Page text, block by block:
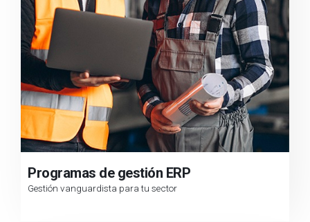
Programas de gestión ERP
Gestión vanguardista para tu sector